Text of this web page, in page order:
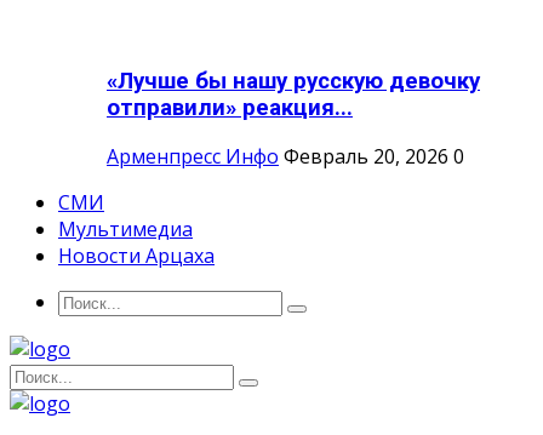
«Лучше бы нашу русскую девочку
отправили» реакция...
Арменпресс Инфо Февраль 20, 2026 0
СМИ
Мультимедиа
Новости Арцаха